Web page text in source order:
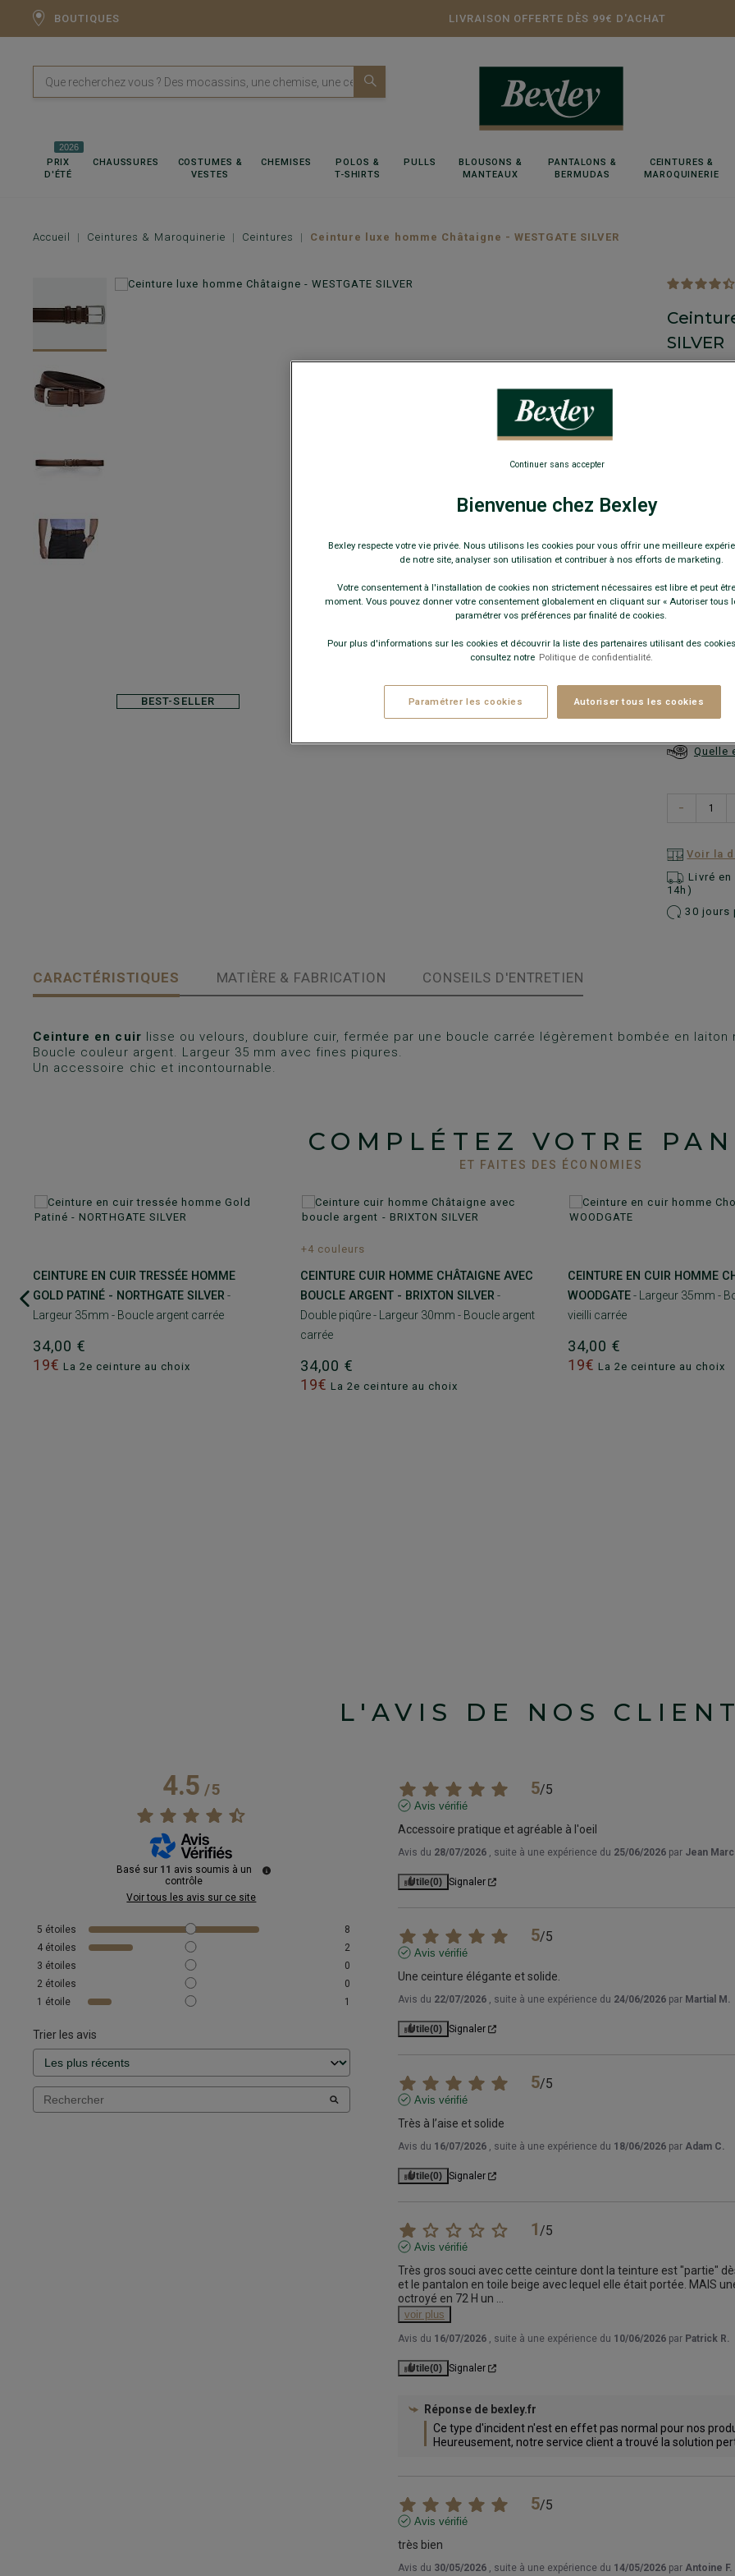
BOUTIQUES LIVRAISON OFFERTE DÈS 99€ D'ACHAT
PRIX
D'ÉTÉ
2026
CHAUSSURES
COSTUMES &
VESTES
CHEMISES
POLOS &
T-SHIRTS
PULLS
BLOUSONS &
MANTEAUX
PANTALONS &
BERMUDAS
CEINTURES &
MAROQUINERIE
Accueil Ceintures & Maroquinerie Ceintures Ceinture luxe homme Châtaigne - WESTGATE SILVER
SILVER
+
Quelle
−
Voir la
Livré
14h)
30 jours
BEST-SELLER
CARACTÉRISTIQUES MATIÈRE & FABRICATION CONSEILS D'ENTRETIEN
Ceinture en cuir lisse ou velours, doublure cuir, fermée par une boucle carrée légèrement bombée en
Boucle couleur argent. Largeur 35 mm avec fines piqures.
Un accessoire chic et incontournable.
COMPLÉTEZ VOTRE
ET FAITES DES ÉCONOMIES
CEINTURE EN CUIR TRESSÉE HOMME
GOLD PATINÉ - NORTHGATE SILVER -
Largeur 35mm - Boucle argent carrée
34,00 €
19€ La 2e ceinture au choix
+4 couleurs
CEINTURE CUIR HOMME CHÂTAIGNE AVEC
BOUCLE ARGENT - BRIXTON SILVER -
Double piqûre - Largeur 30mm - Boucle argent
carrée
34,00 €
19€ La 2e ceinture au choix
CEINTURE EN CUIR HOMME
WOODGATE- Largeur 35mm -
vieilli carrée
34,00 €
19€ La 2e ceinture au choix
L'AVIS DE NOS
4.5/5
Basé sur 11 avis soumis à un
contrôle
Voir tous les avis sur ce site
5 étoiles
8
4 étoiles
2
3 étoiles
0
2 étoiles
0
1 étoile 1
Trier les avis
5/5
Avis vérifié
Accessoire pratique et agréable à l'oeil
Avis du 28/07/2026 , suite à une expérience du 25/06/2026 par Jean
Utile(0) Signaler
5/5
Avis vérifié
Une ceinture élégante et solide.
Avis du 22/07/2026 , suite à une expérience du 24/06/2026 par Martial M.
Utile(0) Signaler
5/5
Avis vérifié
Très à l’aise et solide
Avis du 16/07/2026 , suite à une expérience du 18/06/2026 par Adam C.
Utile(0) Signaler
1/5
Avis vérifié
Très gros souci avec cette ceinture dont la teinture est "partie"
et le pantalon en toile beige avec lequel elle était portée. MAIS
octroyé en 72 H un ...
voir plus
Avis du 16/07/2026 , suite à une expérience du 10/06/2026 par Patrick R.
Utile(0) Signaler
Réponse de bexley.fr
Ce type d'incident n'est en effet pas normal pour nos
Heureusement, notre service client a trouvé la solution
5/5
Avis vérifié
très bien
Avis du 30/05/2026 , suite à une expérience du 14/05/2026 par Antoine F.
Bienvenue chez Bexley
Bexley respecte votre vie privée. Nous utilisons les cookies pour vous offrir une meilleure
de notre site, analyser son utilisation et contribuer à nos efforts de marketing.
Votre consentement à l'installation de cookies non strictement nécessaires est libre et peut
moment. Vous pouvez donner votre consentement globalement en cliquant sur « Autoriser tous
paramétrer vos préférences par finalité de cookies.
Pour plus d'informations sur les cookies et découvrir la liste des partenaires utilisant des
consultez notre Politique de confidentialité.
Paramétrer les cookies Autoriser tous les cookies
Continuer sans accepter